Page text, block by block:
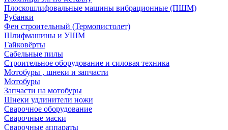
Плоскошлифовальные машины вибрационные (ПШМ)
Рубанки
Фен строительный (Термопистолет)
Шлифмашины и УШМ
Гайковёрты
Сабельные пилы
Строительное оборудование и силовая техника
Мотобуры , шнеки и запчасти
Мотобуры
Запчасти на мотобуры
Шнеки удлинители ножи
Сварочное оборудование
Сварочные маски
Сварочные аппараты